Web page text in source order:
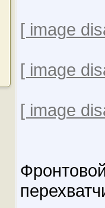
[ image
[ image
[ image